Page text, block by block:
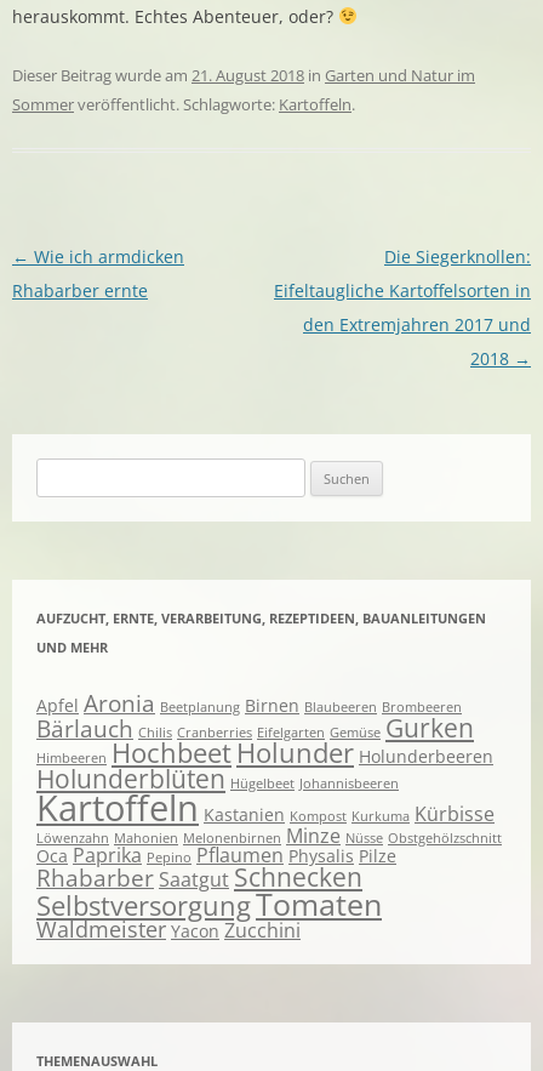
herauskommt. Echtes Abenteuer, oder?
Dieser Beitrag wurde am 21. August 2018 in Garten und Natur im
Sommerveröffentlicht. Schlagworte: Kartoffeln.
Beitragsnavigation
← Wie ich armdicken
Rhabarber ernte
Die Siegerknollen:
Eifeltaugliche Kartoffelsorten in
den Extremjahren 2017 und
2018 →
nach:
AUFZUCHT, ERNTE, VERARBEITUNG, REZEPTIDEEN, BAUANLEITUNGEN
UND MEHR
Apfel Aronia Beetplanung Birnen Blaubeeren Brombeeren
Bärlauch Chilis Cranberries Eifelgarten Gemüse Gurken
Himbeeren HochbeetHolunder Holunderbeeren
Holunderblüten Hügelbeet Johannisbeeren
Kartoffeln Kastanien Kompost Kurkuma Kürbisse
Löwenzahn Mahonien Melonenbirnen Minze Nüsse Obstgehölzschnitt
Oca Paprika Pepino Pflaumen Physalis Pilze
Rhabarber SaatgutSchnecken
SelbstversorgungTomaten
Waldmeister Yacon Zucchini
THEMENAUSWAHL